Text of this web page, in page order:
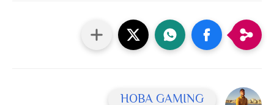
HOBA GAMING